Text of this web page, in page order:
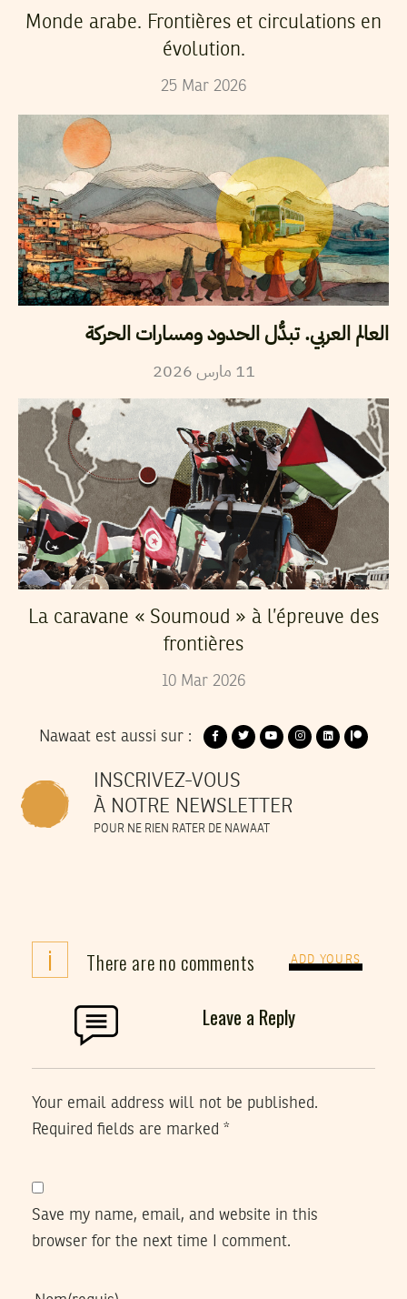
Monde arabe. Frontières et circulations en
évolution.
25 Mar 2026
العالم العربي. تبدُّل الحدود ومسارات الحركة
11 مارس2026
La caravane « Soumoud » à l’épreuve des
frontières
10 Mar 2026
Nawaat est aussi sur :
INSCRIVEZ-VOUS
À NOTRE NEWSLETTER
POUR NE RIEN RATER DE NAWAAT
i There are no comments ADD YOURS
Leave a Reply
Your email address will not be published.
Required fields are marked *
Save my name, email, and website in this
browser for the next time I comment.